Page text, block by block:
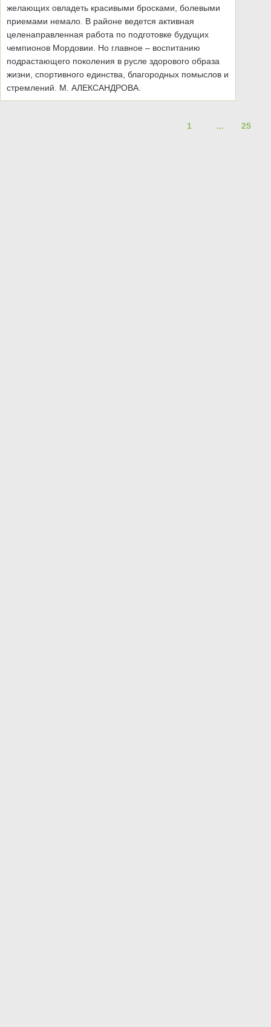
желающих овладеть красивыми бросками, болевыми
приемами немало. В районе ведется активная
целенаправленная работа по подготовке будущих
чемпионов Мордовии. Но главное – воспитанию
подрастающего поколения в русле здорового образа
жизни, спортивного единства, благородных помыслов и
стремлений. М. АЛЕКСАНДРОВА.
1 ... 25